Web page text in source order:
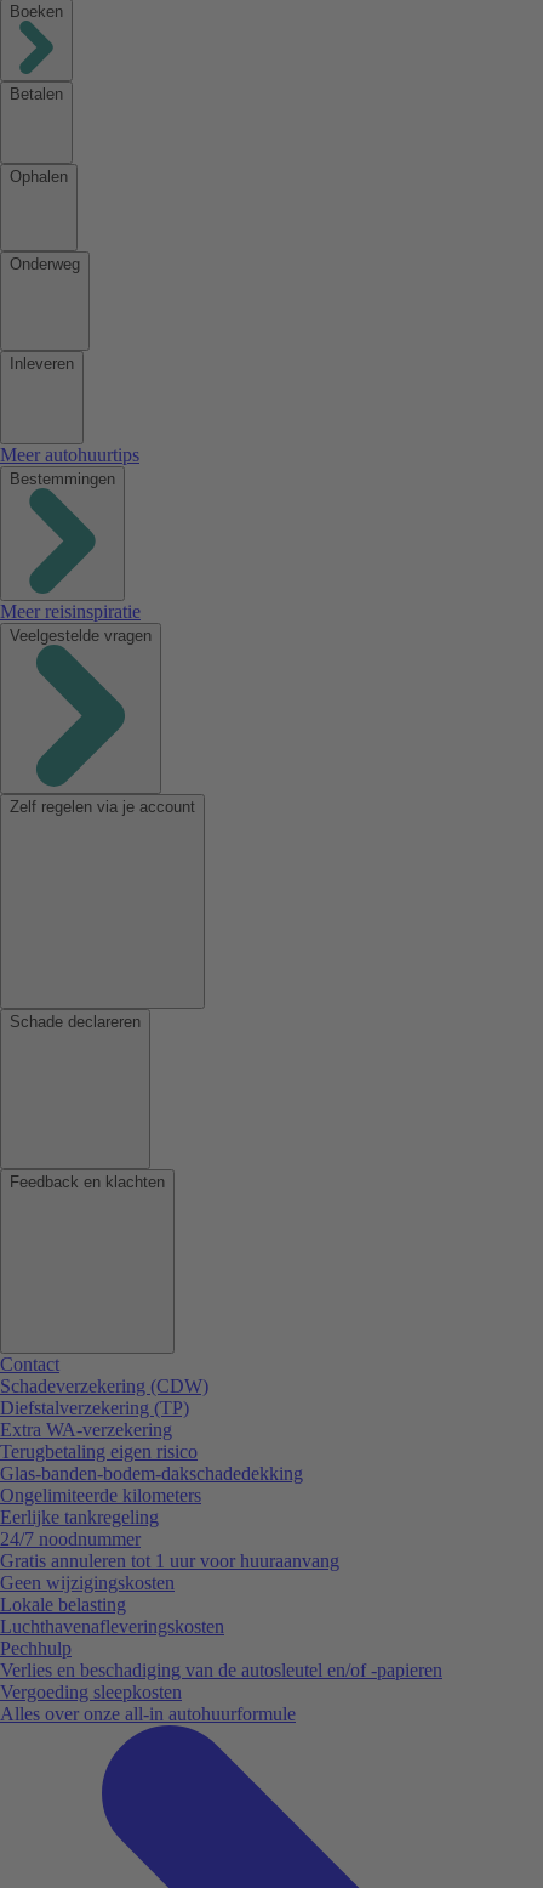
Boeken
Betalen
Ophalen
Onderweg
Inleveren
Meer autohuurtips
Bestemmingen
Meer reisinspiratie
Veelgestelde vragen
Zelf regelen via je account
Schade declareren
Feedback en klachten
Contact
Schadeverzekering (CDW)
Diefstalverzekering (TP)
Extra WA-verzekering
Terugbetaling eigen risico
Glas-banden-bodem-dakschadedekking
Ongelimiteerde kilometers
Eerlijke tankregeling
24/7 noodnummer
Gratis annuleren tot 1 uur voor huuraanvang
Geen wijzigingskosten
Lokale belasting
Luchthavenafleveringskosten
Pechhulp
Verlies en beschadiging van de autosleutel en/of -papieren
Vergoeding sleepkosten
Alles over onze all-in autohuurformule